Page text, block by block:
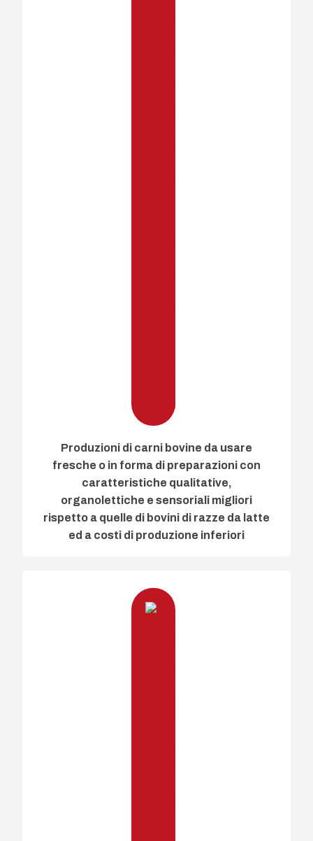
Produzioni di carni bovine da usare
fresche o in forma di preparazioni con
caratteristiche qualitative,
organolettiche e sensoriali migliori
rispetto a quelle di bovini di razze da latte
ed a costi di produzione inferiori